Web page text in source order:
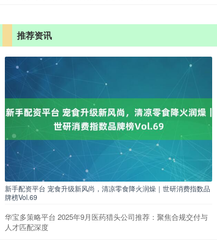
推荐资讯
新手配资平台 宠食升级新风尚，清凉零食降火润燥｜世研消费指数品
牌榜Vol.69
华宝多策略平台 2025年9月医药猎头公司推荐：聚焦合规交付与
人才匹配深度